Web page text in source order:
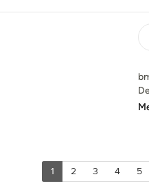
1 2 3 4 5